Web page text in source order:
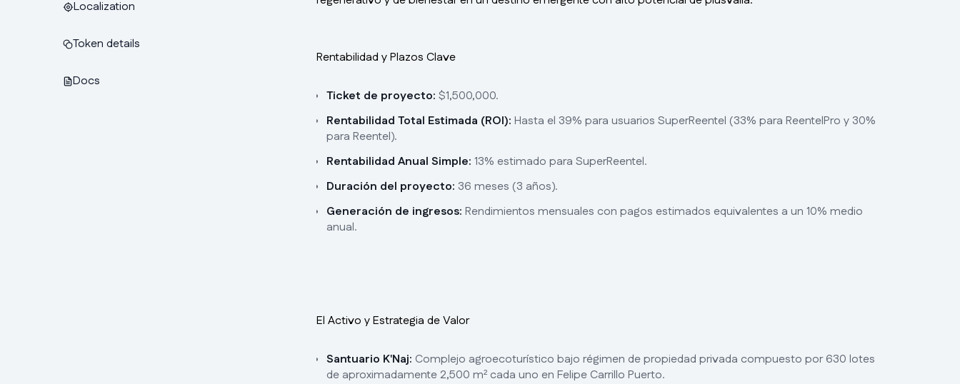
Localization
Token details
Docs
Rentabilidad y Plazos Clave
Ticket de proyecto: $1,500,000.
Rentabilidad Total Estimada (ROI): Hasta el 39% para usuarios SuperReentel (33% para ReentelPro y 30%
para Reentel).
Rentabilidad Anual Simple: 13% estimado para SuperReentel.
Duración del proyecto: 36 meses (3 años).
Generación de ingresos: Rendimientos mensuales con pagos estimados equivalentes a un 10% medio
anual.
El Activo y Estrategia de Valor
Santuario K'Naj: Complejo agroecoturístico bajo régimen de propiedad privada compuesto por 630 lotes
de aproximadamente 2,500 m² cada uno en Felipe Carrillo Puerto.